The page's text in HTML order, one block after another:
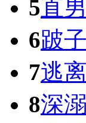
5直
6跛子
7逃
8深溺